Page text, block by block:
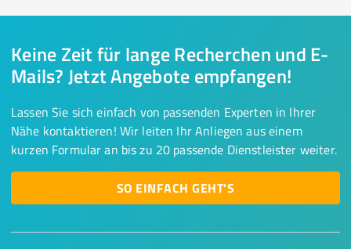
Keine Zeit für lange Recherchen und E-
Mails? Jetzt Angebote empfangen!
Lassen Sie sich einfach von passenden Experten in Ihrer
Nähe kontaktieren! Wir leiten Ihr Anliegen aus einem
kurzen Formular an bis zu 20 passende Dienstleister weiter.
SO EINFACH GEHT'S